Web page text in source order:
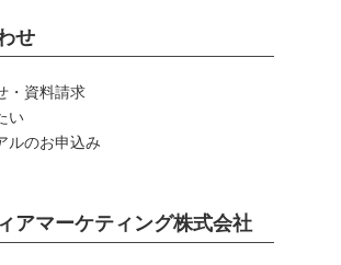
せ
・資料請求
い
ルのお申込み
アマーケティング株式会社